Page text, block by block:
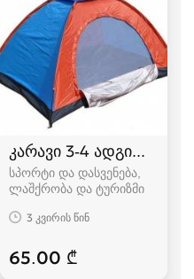
გასაშლელი საწოლი
კარავი 3-4 ადგილიანი
სპორტი და დასვენება,
ლაშქრობა და ტურიზმი
3 კვირის წინ
65.00 ₾